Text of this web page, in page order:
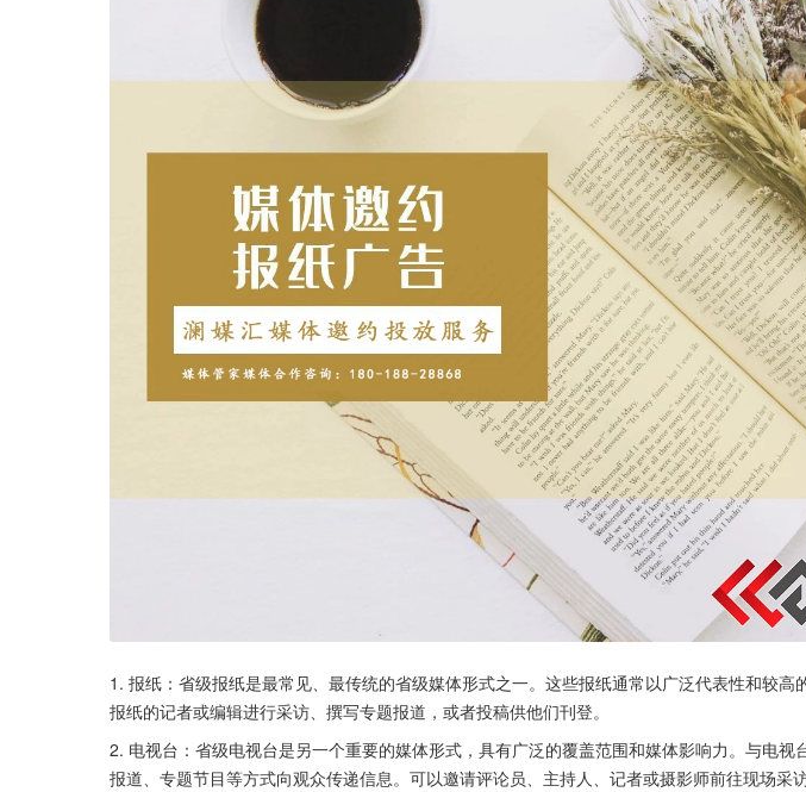
1. 报纸：省级报纸是最常见、最传统的省级媒体形式之一。这些报纸通常以广泛代表性和较高
报纸的记者或编辑进行采访、撰写专题报道，或者投稿供他们刊登。
2. 电视台：省级电视台是另一个重要的媒体形式，具有广泛的覆盖范围和媒体影响力。与电视
报道、专题节目等方式向观众传递信息。可以邀请评论员、主持人、记者或摄影师前往现场采